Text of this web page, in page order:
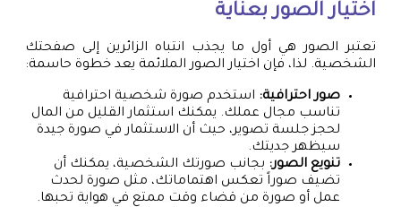
اختيار الصور بعناية
تعتبر الصور هي أول ما يجذب انتباه الزائرين إلى صفحتك
الشخصية. لذا، فإن اختيار الصور الملائمة يعد خطوة حاسمة:
صور احترافية: استخدم صورة شخصية احترافية
تناسب مجال عملك. يمكنك استثمار القليل من المال
لحجز جلسة تصوير، حيث أن الاستثمار في صورة جيدة
سيظهر جديتك.
تنويع الصور: بجانب صورتك الشخصية، يمكنك أن
تضيف صوراً تعكس اهتماماتك، مثل صورة لحدث
عمل أو صورة من قضاء وقت ممتع في هواية تحبها.